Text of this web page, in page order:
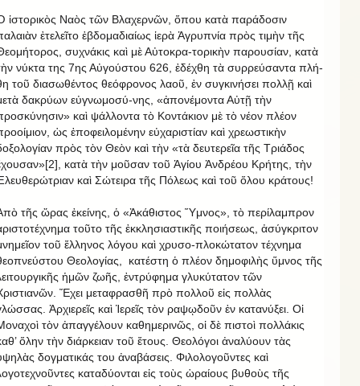
ἱστορικὸς Ναὸς τῶν Βλαχερνῶν, ὅπου κατὰ παράδοσιν
ἐτελεῖτο ἑβδομαδιαίως ἱερὰ Ἀγρυπνία πρὸς τιμὴν τῆς
συχνάκις καὶ μὲ Αὐτοκρα-τορικὴν παρουσίαν, κατὰ
νύκτα της 7ης Αὐγούστου 626, ἐδέχθη τὰ συρρεύσαντα πλή-
τοῦ διασωθέντος θεόφρονος λαοῦ, ἐν συγκινήσει πολλῇ καὶ
δακρύων εὐγνωμοσύ-νης, «ἀπονέμοντα Αὐτῇ τὴν
καὶ ψάλλοντα τὸ Κοντάκιον μὲ τὸ νέον πλέον
ὡς ἐποφειλομένην εὐχαριστίαν καὶ χρεωστικὴν
πρὸς τὸν Θεὸν καὶ τὴν «τὰ δευτερεῖα τῆς Τριάδος
κατὰ τὴν μοῦσαν τοῦ Ἁγίου Ἀνδρέου Κρήτης, τὴν
καὶ Σώτειρα τῆς Πόλεως καὶ τοῦ ὅλου κράτους!
τῆς ὥρας ἐκείνης, ὁ «Ἀκάθιστος Ὕμνος», τὸ περίλαμπρον
τοῦτο τῆς ἐκκλησιαστικῆς ποιήσεως, ἀσύγκριτον
τοῦ ἕλληνος λόγου καὶ χρυσο-πλοκώτατον τέχνημα
Θεολογίας, κατέστη ὁ πλέον δημοφιλὴς ὕμνος τῆς
ἡμῶν ζωῆς, ἐντρύφημα γλυκύτατον τῶν
Ἔχει μεταφρασθῆ πρὸ πολλοῦ εἰς πολλὰς
Ἀρχιερεῖς καὶ Ἱερεῖς τὸν ραψῳδοῦν ἐν κατανύξει. Οἱ
τὸν ἀπαγγέλουν καθημερινῶς, οἱ δὲ πιστοὶ πολλάκις
ὅλην τὴν διάρκειαν τοῦ ἔτους. Θεολόγοι ἀναλύουν τὰς
δογματικάς του ἀναβάσεις. Φιλολογοῦντες καὶ
καταδύονται εἰς τοὺς ὡραίους βυθοὺς τῆς